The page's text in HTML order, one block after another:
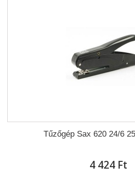
Tűzőgép Sax 620 24/6
4 424 Ft‎